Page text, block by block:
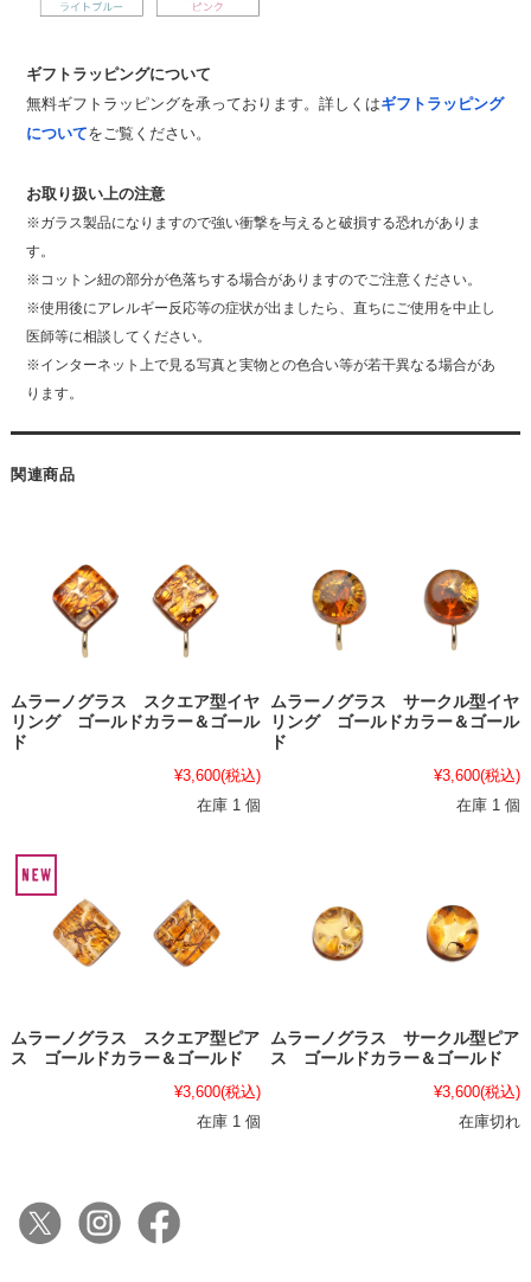
ギフトラッピングについて
無料ギフトラッピングを承っております。詳しくはギフトラッピング
についてをご覧ください。
お取り扱い上の注意
※ガラス製品になりますので強い衝撃を与えると破損する恐れがありま
す。
※コットン紐の部分が色落ちする場合がありますのでご注意ください。
※使用後にアレルギー反応等の症状が出ましたら、直ちにご使用を中止し
医師等に相談してください。
※インターネット上で見る写真と実物との色合い等が若干異なる場合があ
ります。
関連商品
ムラーノグラス スクエア型イヤ
リング ゴールドカラー＆ゴール
ド
¥3,600(税込)
在庫 1 個
ムラーノグラス サークル型イヤ
リング ゴールドカラー＆ゴール
ド
¥3,600(税込)
在庫 1 個
ムラーノグラス スクエア型ピア
ス ゴールドカラー＆ゴールド
¥3,600(税込)
在庫 1 個
ムラーノグラス サークル型ピア
ス ゴールドカラー＆ゴールド
¥3,600(税込)
在庫切れ